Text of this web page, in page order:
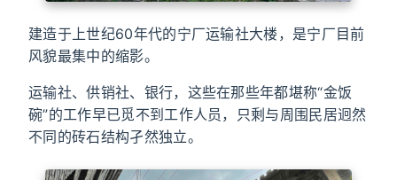
建造于上世纪60年代的宁厂运输社大楼，是宁厂目前
风貌最集中的缩影。
运输社、供销社、银行，这些在那些年都堪称“金饭
碗”的工作早已觅不到工作人员，只剩与周围民居迥然
不同的砖石结构孑然独立。